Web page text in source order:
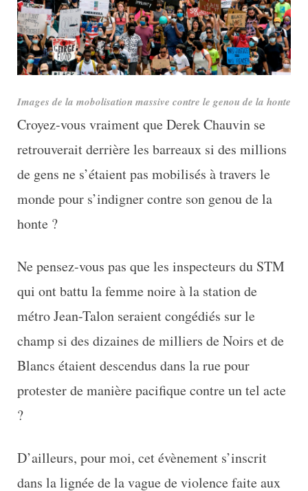
Images de la mobolisation massive contre le genou de la honte
Croyez-vous vraiment que Derek Chauvin se
retrouverait derrière les barreaux si des millions
de gens ne s’étaient pas mobilisés à travers le
monde pour s’indigner contre son genou de la
honte ?
Ne pensez-vous pas que les inspecteurs du STM
qui ont battu la femme noire à la station de
métro Jean-Talon seraient congédiés sur le
champ si des dizaines de milliers de Noirs et de
Blancs étaient descendus dans la rue pour
protester de manière pacifique contre un tel acte
?
D’ailleurs, pour moi, cet évènement s’inscrit
dans la lignée de la vague de violence faite aux